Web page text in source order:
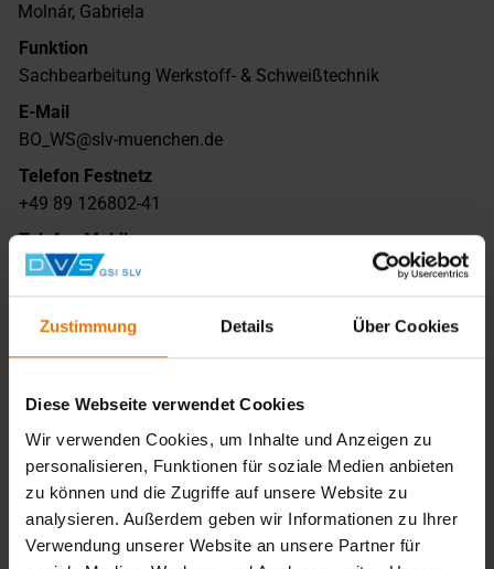
Zustimmung Details Über Cookies
Diese Webseite verwendet Cookies
Wir verwenden Cookies, um Inhalte und Anzeigen zu
personalisieren, Funktionen für soziale Medien anbieten
zu können und die Zugriffe auf unsere Website zu
analysieren. Außerdem geben wir Informationen zu Ihrer
Verwendung unserer Website an unsere Partner für
Molnár, Gabriela
Funktion
Sachbearbeitung Werkstoff- & Schweißtechnik
E-Mail
BO_WS@slv-muenchen.de
Telefon Festnetz
+49 89 126802-41
Telefon Mobil
Name
Morgalla, Gregor
Funktion
E-Mail
qs@slv-muenchen.de
Telefon Festnetz
+49 89 126802-76